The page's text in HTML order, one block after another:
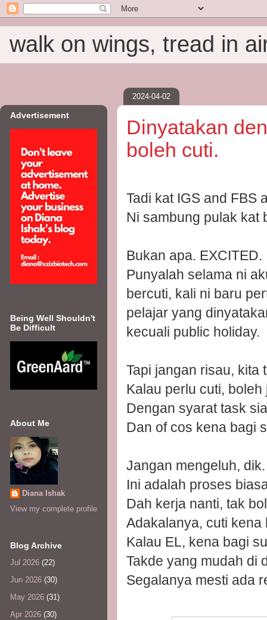
walk on wings, tread in
2024-04-02
Dinyatakan
boleh cuti.
Tadi kat IGS and FBS
Ni sambung pulak kat
Bukan apa. EXCITED.
Punyalah selama ni
bercuti, kali ni baru
pelajar yang
kecuali public holiday.
Tapi jangan risau, kita
Kalau perlu cuti,
Dengan syarat task
Dan of cos kena bagi
Jangan mengeluh, dik.
Ini adalah proses
Dah kerja nanti, tak
Adakalanya, cuti kena
Kalau EL, kena bagi
Takde yang mudah di
Segalanya mesti ada
Advertisement
Being Well Shouldn't
Be Difficult
About Me
Diana Ishak
View my complete profile
Blog Archive
Jul 2026 (22)
Jun 2026 (30)
May 2026 (31)
Apr 2026 (30)